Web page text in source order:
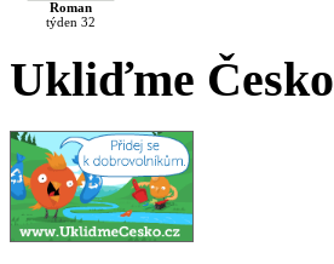
Roman
týden 32
Ukliďme Česko